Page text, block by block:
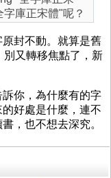
庫正宋體"呢？
封不動。就算是舊
別又轉移焦點了，新
你，為什麼有的字
好處是什麼，連不
，也不想去深究。